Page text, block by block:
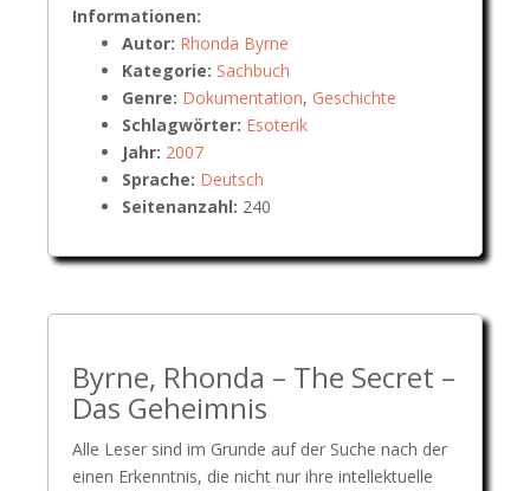
Informationen:
Autor: Rhonda Byrne
Kategorie: Sachbuch
Genre: Dokumentation, Geschichte
Schlagwörter: Esoterik
Jahr: 2007
Sprache: Deutsch
Seitenanzahl: 240
Byrne, Rhonda – The Secret –
Das Geheimnis
Alle Leser sind im Grunde auf der Suche nach der
einen Erkenntnis, die nicht nur ihre intellektuelle